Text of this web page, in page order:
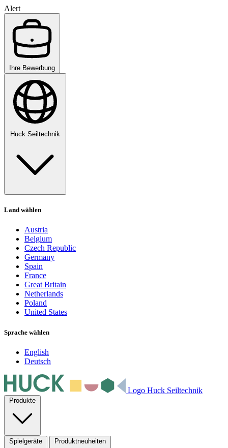
Alert
Ihre Bewerbung
Huck Seiltechnik
Land wählen
Austria
Belgium
Czech Republic
Germany
Spain
France
Great Britain
Netherlands
Poland
United States
Sprache wählen
English
Deutsch
Logo Huck Seiltechnik
Produkte
Spielgeräte Produktneuheiten